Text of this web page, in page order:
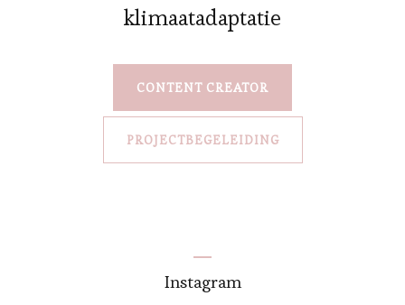
klimaatadaptatie
CONTENT CREATOR
PROJECTBEGELEIDING
Instagram